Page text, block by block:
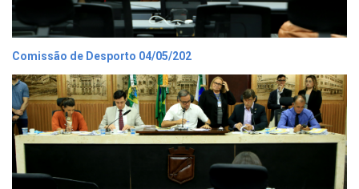
Comissão de Desporto 04/05/202